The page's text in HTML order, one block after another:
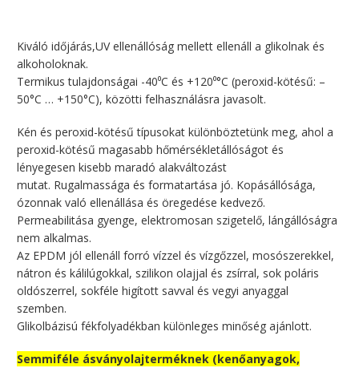
Kiváló időjárás,UV ellenállóság mellett ellenáll a glikolnak és
alkoholoknak.
Termikus tulajdonságai -40⁰C és +120⁰°C (peroxid-kötésű: –
50°C … +150°C), közötti felhasználásra javasolt.
Kén és peroxid-kötésű típusokat különböztetünk meg, ahol a
peroxid-kötésű magasabb hőmérsékletállóságot és
lényegesen kisebb maradó alakváltozást
mutat. Rugalmassága és formatartása jó. Kopásállósága,
ózonnak való ellenállása és öregedése kedvező.
Permeabilitása gyenge, elektromosan szigetelő, lángállóságra
nem alkalmas.
Az EPDM jól ellenáll forró vízzel és vízgőzzel, mosószerekkel,
nátron és kálilúgokkal, szilikon olajjal és zsírral, sok poláris
oldószerrel, sokféle higított savval és vegyi anyaggal
szemben.
Glikolbázisú fékfolyadékban különleges minőség ajánlott.
Semmiféle ásványolajterméknek (kenőanyagok,